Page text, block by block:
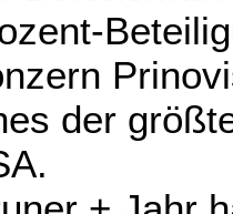
der